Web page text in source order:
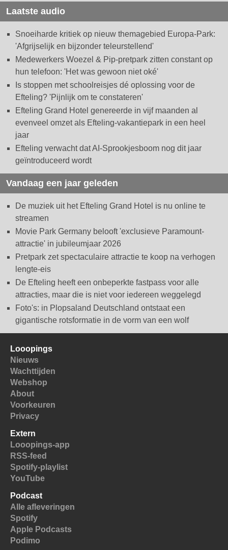
Laatste audio
Snoeiharde kritiek op nieuw themagebied Europa-Park:
'Afgrijselijk en bijzonder teleurstellend'
Medewerkers Woezel & Pip-pretpark zitten constant op
hun telefoon: 'Het was gewoon niet oké'
Is stoppen met schoolreisjes dé oplossing voor de
Efteling? 'Pijnlijk om te constateren'
Efteling Grand Hotel genereerde in vijf maanden al
evenveel omzet als Efteling-vakantiepark in een heel
jaar
Efteling verwacht dat AI-Sprookjesboom nog dit jaar
geïntroduceerd wordt
Vandaag een jaar geleden
De muziek uit het Efteling Grand Hotel is nu online te
streamen
Movie Park Germany belooft 'exclusieve Paramount-
attractie' in jubileumjaar 2026
Pretpark zet spectaculaire attractie te koop na verhogen
lengte-eis
De Efteling heeft een onbeperkte fastpass voor alle
attracties, maar die is niet voor iedereen weggelegd
Foto's: in Plopsaland Deutschland ontstaat een
gigantische rotsformatie in de vorm van een wolf
Looopings
Nieuws
Wachttijden
Webshop
About
Voorkeuren
Privacy
Extern
Looopings-app
RSS-feed
Spotify-playlist
YouTube
Podcast
Alle afleveringen
Spotify
Apple Podcasts
Podimo